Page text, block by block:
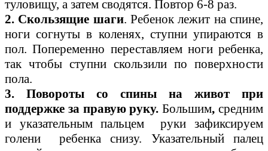
туловищу, а затем сводятся. Повтор 6-8 раз.
2. Скользящие шаги. Ребенок лежит на спине,
ноги согнуты в коленях, ступни упираются в
пол. Попеременно переставляем ноги ребенка,
так чтобы ступни скользили по поверхности
пола.
3. Повороты со спины на живот при
поддержке за правую руку.Большим,средним
и указательным пальцем руки зафиксируем
голени ребенка снизу. Указательный палец